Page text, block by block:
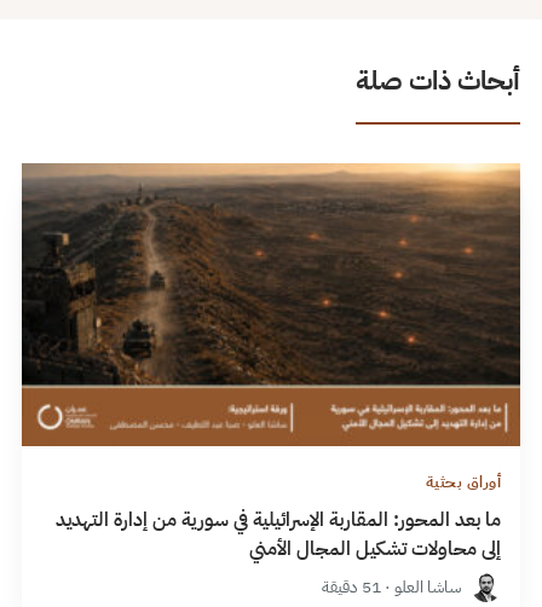
أبحاث ذات صلة
أوراق بحثية
ما بعد المحور: المقاربة الإسرائيلية في سورية من إدارة التهديد
إلى محاولات تشكيل المجال الأمني
ساشا العلو · 51 دقيقة